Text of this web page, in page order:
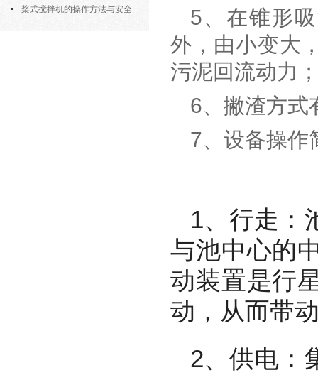
部件的功能与协同
桨式搅拌机的操作方法与安全
5、在锥形
外，由小变大
污泥回流动力
6、撇渣方式
7、设备操作
1、行走：
与池中心的
动装置是行
动，从而带
2、供电：